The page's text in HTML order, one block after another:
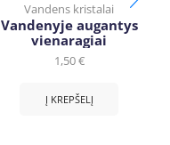
Vandens kristalai
Vandenyje augantys
vienaragiai
1,50€
Į KREPŠELĮ